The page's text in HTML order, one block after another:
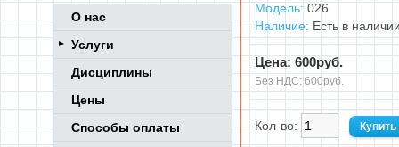
О нас
Услуги
Дисциплины
Цены
Способы оплаты
Модель: 026
Наличие: Есть в
Цена: 600руб.
Без НДС: 600руб.
Кол-во: